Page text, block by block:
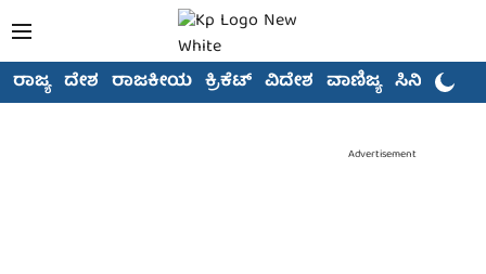
ರಾಜ್ಯ ದೇಶ ರಾಜಕೀಯ ಕ್ರಿಕೆಟ್ ವಿದೇಶ ವಾಣಿಜ್ಯ ಸಿನಿಮಾ
Advertisement